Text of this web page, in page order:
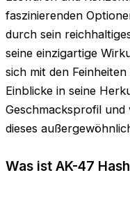
faszinierenden
durch sein
seine einzigartige
sich mit den
Einblicke in seine
Geschmacksprofil und
dieses
Was ist AK-47